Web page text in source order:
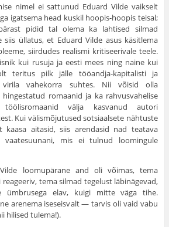
nimel ei sattunud Eduard Vilde vaikselt
igatsema head kuskil hoopis-hoopis teisal;
pidid tal olema ka lahtised silmad
siis üllatus, et Eduard Vilde asus käsitlema
siirdudes realismi kritiseerivale teele.
kui rusuja ja eesti mees ning naine kui
teritus pilk jälle tööandja-kapitalisti ja
virila vahekorra suhtes. Nii võisid olla
romaanid ja ka rahvusvahelise
töölisromaanid välja kasvanud autori
Kui välismõjutused sotsiaalsete nähtuste
kaasa aitasid, siis arendasid nad teatava
vaatesuunani, mis ei tulnud loomingule
loomupärane and oli võimas, tema
tema silmad tegelust läbinägevad,
ümbrusega elav, kuigi mitte väga tihe.
arenema iseseisvalt — tarvis oli vaid vabu
hilised tulema!).